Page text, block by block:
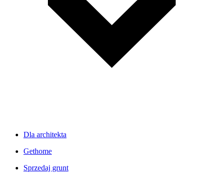
Dla architekta
Gethome
Sprzedaj grunt